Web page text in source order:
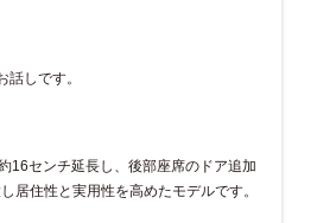
しです。
16センチ延長し、後部座席のドア追加
居住性と実用性を高めたモデルです。